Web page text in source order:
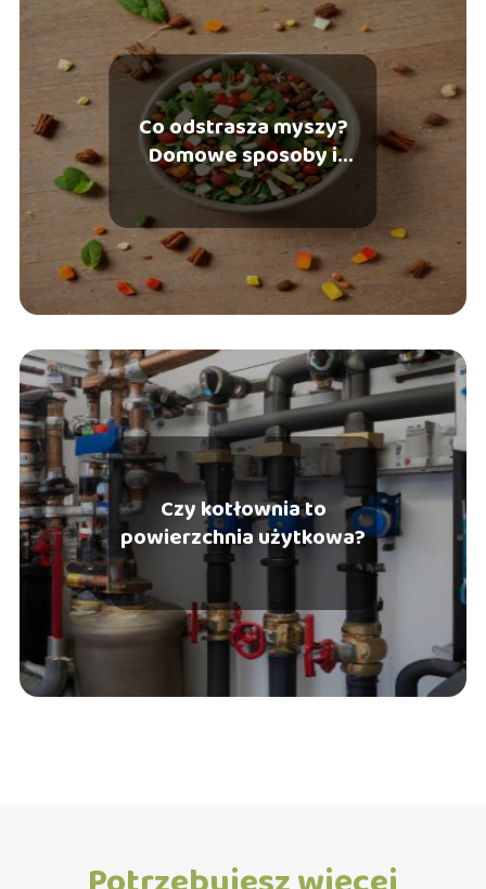
Co odstrasza myszy?
Domowe sposoby i
zapachy
Czy kotłownia to
powierzchnia użytkowa?